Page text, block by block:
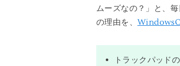
ムーズなの？」と、
の理由を、
トラックパッド